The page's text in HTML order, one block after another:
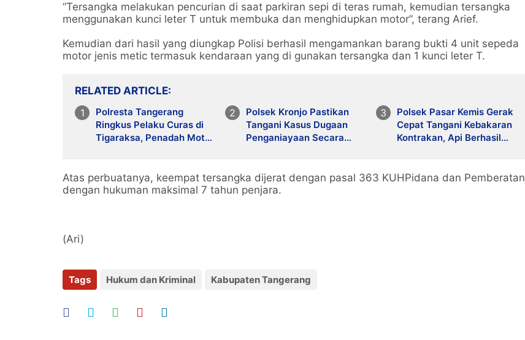
“Tersangka melakukan pencurian di saat parkiran sepi di teras rumah, kemudian tersangka
menggunakan kunci leter T untuk membuka dan menghidupkan motor”, terang Arief.
Kemudian dari hasil yang diungkap Polisi berhasil mengamankan barang bukti 4 unit sepeda
motor jenis metic termasuk kendaraan yang di gunakan tersangka dan 1 kunci leter T.
RELATED ARTICLE
Polresta Tangerang
Ringkus Pelaku Curas di
Tigaraksa, Penadah Motor
Polsek Kronjo Pastikan
Tangani Kasus Dugaan
Penganiayaan Secara
Polsek Pasar Kemis Gerak
Cepat Tangani Kebakaran
Kontrakan, Api Berhasil
Atas perbuatanya, keempat tersangka dijerat dengan pasal 363 KUHPidana dan Pemberatan
dengan hukuman maksimal 7 tahun penjara.
(Ari)
Tags Hukum dan Kriminal Kabupaten Tangerang